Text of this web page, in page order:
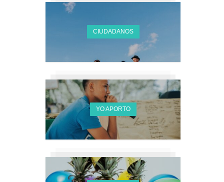
CIUDADANOS
YO APORTO